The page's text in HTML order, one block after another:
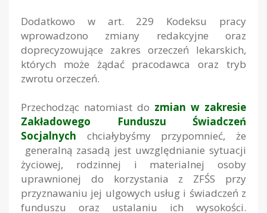
Dodatkowo w art. 229 Kodeksu pracy
wprowadzono zmiany redakcyjne oraz
doprecyzowujące zakres orzeczeń lekarskich,
których może żądać pracodawca oraz tryb
zwrotu orzeczeń.
Przechodząc natomiast do zmian w zakresie
Zakładowego Funduszu Świadczeń
Socjalnych chciałybyśmy przypomnieć, że
generalną zasadą jest uwzględnianie sytuacji
życiowej, rodzinnej i materialnej osoby
uprawnionej do korzystania z ZFŚS przy
przyznawaniu jej ulgowych usług i świadczeń z
funduszu oraz ustalaniu ich wysokości.